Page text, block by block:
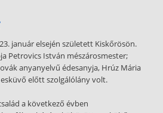
zsoldfizető lett. Megismerkedik Yvettel,
lányt a katonáktól. Megérkezik a szakács
Stüsszinek. Kurázsi mamával
felöltözik Yvette ruhájába, utánozza
mindenki menekül A szakács
a pap marad, de álruhában,
rejti. Stüsszi el akarja dugni a
január elsején született Kiskőrösön.
Petrovics István mészárosmester;
anyanyelvű édesanyja, Hrúz Mária
előtt szolgálólány volt.
a következő évben